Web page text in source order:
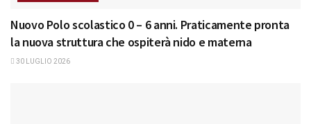
Nuovo Polo scolastico 0 – 6 anni. Praticamente pronta
la nuova struttura che ospiterà nido e materna
30 LUGLIO 2026